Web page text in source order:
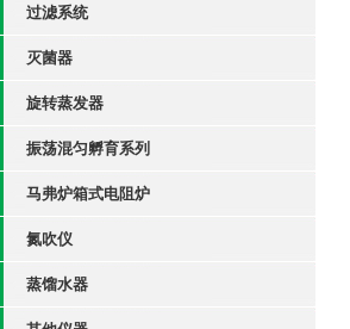
过滤系统
灭菌器
旋转蒸发器
振荡混匀孵育系列
马弗炉箱式电阻炉
氮吹仪
蒸馏水器